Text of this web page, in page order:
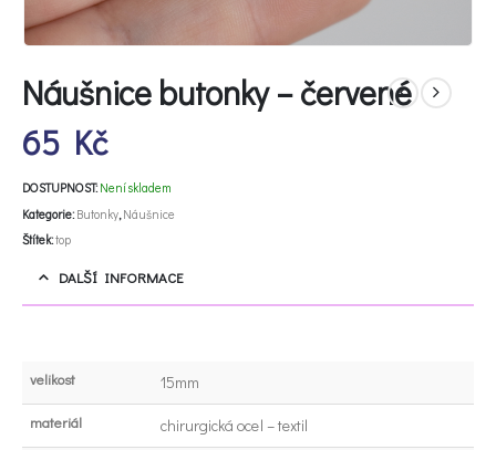
Náušnice butonky – červené
65 Kč
DOSTUPNOST:Není skladem
Kategorie: Butonky, Náušnice
Štítek:top
DALŠÍ INFORMACE
velikost 15mm
materiál chirurgická ocel – textil